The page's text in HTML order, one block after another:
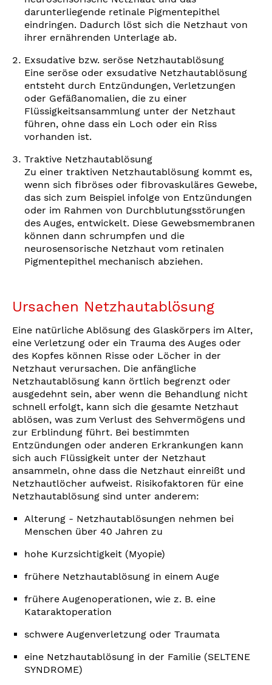
darunterliegende retinale Pigmentepithel
eindringen. Dadurch löst sich die Netzhaut von
ihrer ernährenden Unterlage ab.
Exsudative bzw. seröse Netzhautablösung
Eine seröse oder exsudative Netzhautablösung
entsteht durch Entzündungen, Verletzungen
oder Gefäßanomalien, die zu einer
Flüssigkeitsansammlung unter der Netzhaut
führen, ohne dass ein Loch oder ein Riss
vorhanden ist.
Traktive Netzhautablösung
Zu einer traktiven Netzhautablösung kommt es,
wenn sich fibröses oder fibrovaskuläres Gewebe,
das sich zum Beispiel infolge von Entzündungen
oder im Rahmen von Durchblutungsstörungen
des Auges, entwickelt. Diese Gewebsmembranen
können dann schrumpfen und die
neurosensorische Netzhaut vom retinalen
Pigmentepithel mechanisch abziehen.
Ursachen Netzhautablösung
Eine natürliche Ablösung des Glaskörpers im Alter,
eine Verletzung oder ein Trauma des Auges oder
des Kopfes können Risse oder Löcher in der
Netzhaut verursachen. Die anfängliche
Netzhautablösung kann örtlich begrenzt oder
ausgedehnt sein, aber wenn die Behandlung nicht
schnell erfolgt, kann sich die gesamte Netzhaut
ablösen, was zum Verlust des Sehvermögens und
zur Erblindung führt. Bei bestimmten
Entzündungen oder anderen Erkrankungen kann
sich auch Flüssigkeit unter der Netzhaut
ansammeln, ohne dass die Netzhaut einreißt und
Netzhautlöcher aufweist. Risikofaktoren für eine
Netzhautablösung sind unter anderem:
Alterung - Netzhautablösungen nehmen bei
Menschen über 40 Jahren zu
hohe Kurzsichtigkeit (Myopie)
frühere Netzhautablösung in einem Auge
frühere Augenoperationen, wie z. B. eine
Kataraktoperation
schwere Augenverletzung oder Traumata
eine Netzhautablösung in der Familie (SELTENE
SYNDROME)